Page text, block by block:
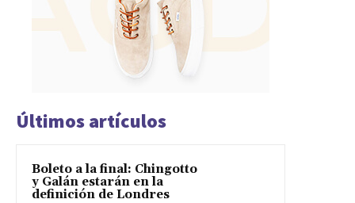
Últimos artículos
Boleto a la final: Chingotto
y Galán estarán en la
definición de Londres